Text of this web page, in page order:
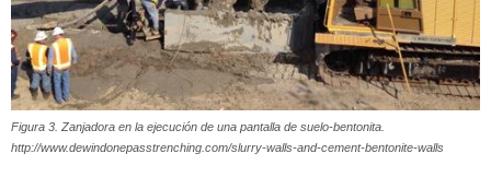
Figura 3. Zanjadora en la ejecución de una pantalla de suelo-bentonita.
http://www.dewindonepasstrenching.com/slurry-walls-and-cement-bentonite-walls